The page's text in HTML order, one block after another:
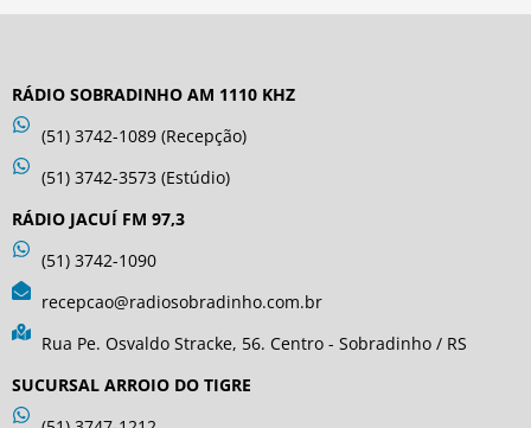
RÁDIO SOBRADINHO AM 1110 KHZ
(51) 3742-1089 (Recepção)
(51) 3742-3573 (Estúdio)
RÁDIO JACUÍ FM 97,3
(51) 3742-1090
recepcao@radiosobradinho.com.br
Rua Pe. Osvaldo Stracke, 56. Centro - Sobradinho / RS
SUCURSAL ARROIO DO TIGRE